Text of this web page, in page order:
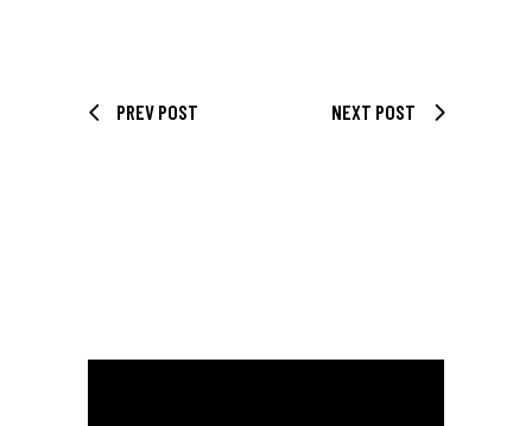
PREV POST NEXT POST